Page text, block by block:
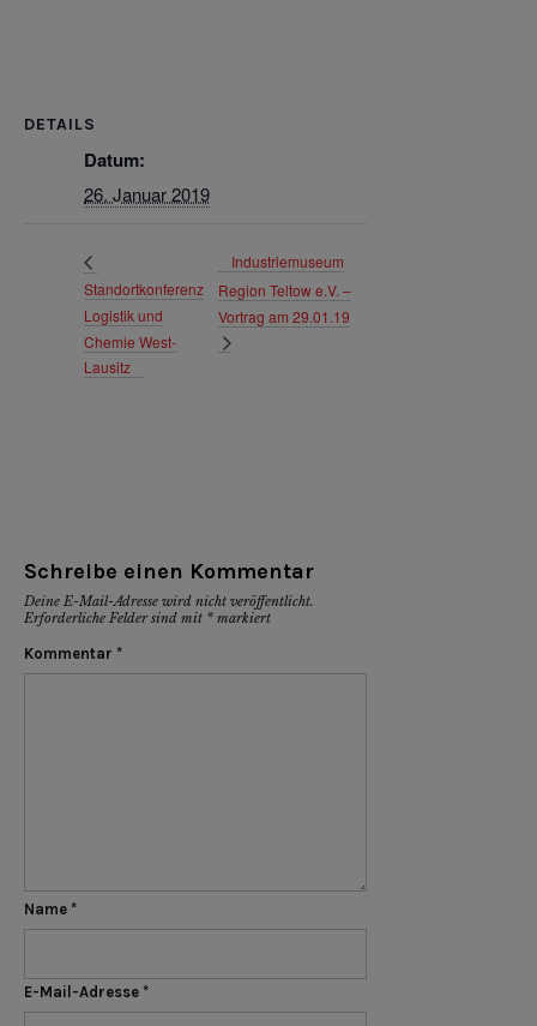
DETAILS
Datum:
26. Januar 2019
Standortkonferenz
Logistik und
Chemie West-
Lausitz
Industriemuseum
Region Teltow e.V. –
Vortrag am 29.01.19
Schreibe einen Kommentar
Deine E-Mail-Adresse wird nicht veröffentlicht.
Erforderliche Felder sind mit * markiert
Kommentar *
Name *
E-Mail-Adresse *